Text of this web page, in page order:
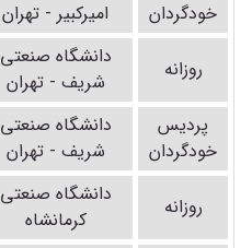
خودگردان
امیرکبیر - تهران
روزانه
دانشگاه صنعتی
شریف - تهران
پردیس
خودگردان
دانشگاه صنعتی
شریف - تهران
روزانه
دانشگاه صنعتی
کرمانشاه